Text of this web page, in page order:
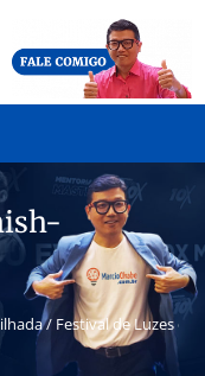
/ Festival de Luzes